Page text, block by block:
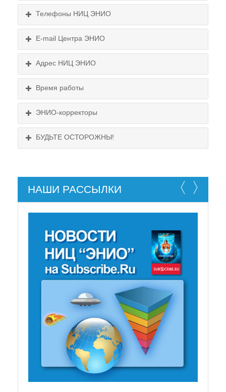
Схема проезда
Выходные:
Схема проезда
Выходные:
Телефоны НИЦ ЭНИО
E-mail Центра ЭНИО
Адрес НИЦ ЭНИО
Время работы
ЭНИО-корректоры
БУДЬТЕ ОСТОРОЖНЫ!
НАШИ РАССЫЛКИ